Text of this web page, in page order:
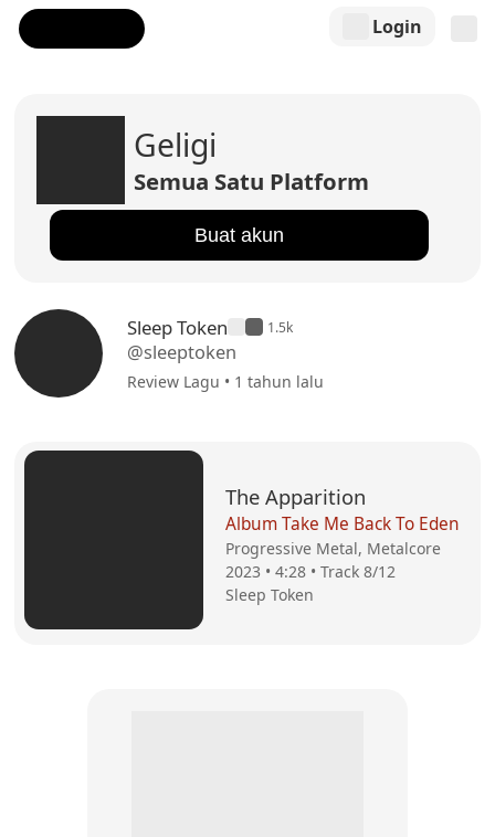
Login
Geligi
Semua Satu Platform
Buat akun
Sleep Token 1.5k
@sleeptoken
Review Lagu • 1 tahun lalu
The Apparition
Album Take Me Back To Eden
Progressive Metal, Metalcore
2023 • 4:28 • Track 8/12
Sleep Token